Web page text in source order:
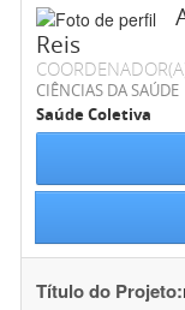
Reis
CIÊNCIAS DA SAÚDE
Saúde Coletiva
Título do Projeto: